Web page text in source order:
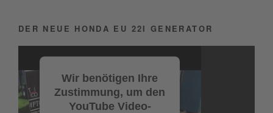
DER NEUE HONDA EU 22I GENERATOR
Wir benötigen Ihre
Zustimmung, um den
YouTube Video-